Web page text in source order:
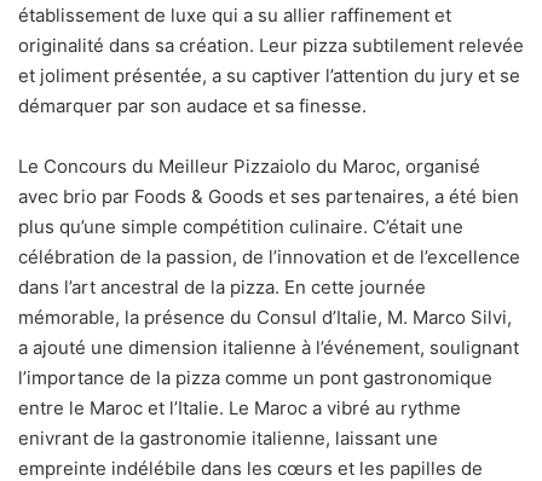
établissement de luxe qui a su allier raffinement et
originalité dans sa création. Leur pizza subtilement relevée
et joliment présentée, a su captiver l’attention du jury et se
démarquer par son audace et sa finesse.
Le Concours du Meilleur Pizzaiolo du Maroc, organisé
avec brio par Foods & Goods et ses partenaires, a été bien
plus qu’une simple compétition culinaire. C’était une
célébration de la passion, de l’innovation et de l’excellence
dans l’art ancestral de la pizza. En cette journée
mémorable, la présence du Consul d’Italie, M. Marco Silvi,
a ajouté une dimension italienne à l’événement, soulignant
l’importance de la pizza comme un pont gastronomique
entre le Maroc et l’Italie. Le Maroc a vibré au rythme
enivrant de la gastronomie italienne, laissant une
empreinte indélébile dans les cœurs et les papilles de